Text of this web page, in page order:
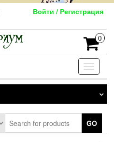
Войти / Регистрация
0
Toggle
GO